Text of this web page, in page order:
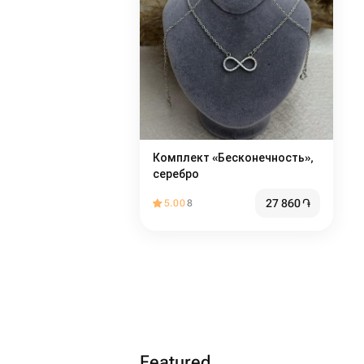
Комплект «Бесконечность»,
серебро
5.008 27 860֏